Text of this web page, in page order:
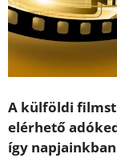
A külföldi
elérhető
így